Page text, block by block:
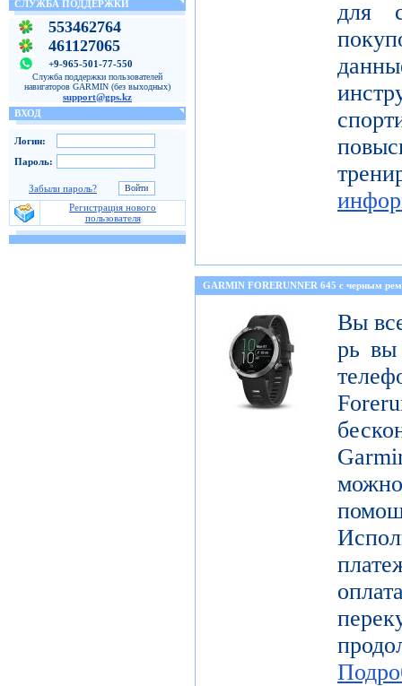
СЛУЖБА ПОДДЕРЖКИ
553462764
461127065
+9-965-501-77-550
Служба поддержки пользователей
навигаторов GARMIN (без выходных)
support@gps.kz
ВХОД
Логин:
Пароль:
Забыли пароль?
Регистрация нового
пользователя
для
GARMIN FORERUNNER 645 с черным
Вы
рь вы